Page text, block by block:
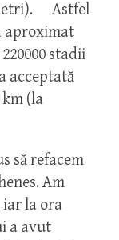
Astfel
aproximat
stadii
acceptată
(la
refacem
Am
iar la ora
a avut